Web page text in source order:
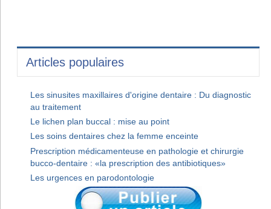
Articles populaires
Les sinusites maxillaires d'origine dentaire : Du diagnostic
au traitement
Le lichen plan buccal : mise au point
Les soins dentaires chez la femme enceinte
Prescription médicamenteuse en pathologie et chirurgie
bucco-dentaire : «la prescription des antibiotiques»
Les urgences en parodontologie